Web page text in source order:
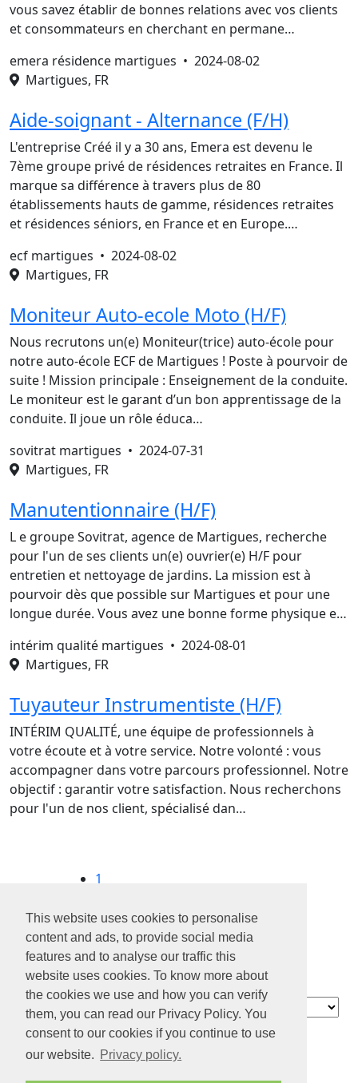
This website uses cookies to personalise
content and ads, to provide social media
features and to analyse our traffic this
website uses cookies. To know more about
the cookies we use and how you can verify
them, you can read our Privacy Policy. You
consent to our cookies if you continue to use
our website. Privacy policy.
vous savez établir de bonnes relations avec vos clients
et consommateurs en cherchant en permane…
emera résidence martigues • 2024-08-02
Martigues, FR
Aide-soignant - Alternance (F/H)
L'entreprise Créé il y a 30 ans, Emera est devenu le
7ème groupe privé de résidences retraites en France. Il
marque sa différence à travers plus de 80
établissements hauts de gamme, résidences retraites
et résidences séniors, en France et en Europe.…
ecf martigues • 2024-08-02
Martigues, FR
Moniteur Auto-ecole Moto (H/F)
Nous recrutons un(e) Moniteur(trice) auto-école pour
notre auto-école ECF de Martigues ! Poste à pourvoir de
suite ! Mission principale : Enseignement de la conduite.
Le moniteur est le garant d’un bon apprentissage de la
conduite. Il joue un rôle éduca…
sovitrat martigues • 2024-07-31
Martigues, FR
Manutentionnaire (H/F)
L e groupe Sovitrat, agence de Martigues, recherche
pour l'un de ses clients un(e) ouvrier(e) H/F pour
entretien et nettoyage de jardins. La mission est à
pourvoir dès que possible sur Martigues et pour une
longue durée. Vous avez une bonne forme physique e…
intérim qualité martigues • 2024-08-01
Martigues, FR
Tuyauteur Instrumentiste (H/F)
INTÉRIM QUALITÉ, une équipe de professionnels à
votre écoute et à votre service. Notre volonté : vous
accompagner dans votre parcours professionnel. Notre
objectif : garantir votre satisfaction. Nous recherchons
pour l'un de nos client, spécialisé dan…
1
3
4
...
8
À propos de
Confidentialité